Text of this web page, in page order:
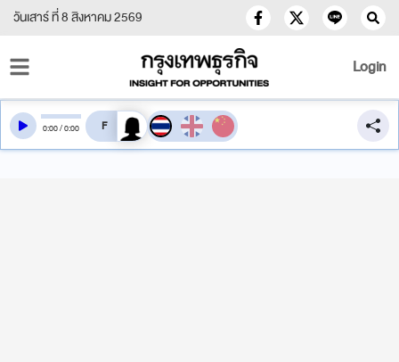
วันเสาร์ ที่ 8 สิงหาคม 2569
Login
0:00/0:00 สลับเสียงอ่าน